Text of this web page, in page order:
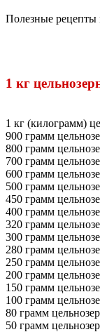
Полезные рецепты
1 кг
1 кг (килограмм)
900 грамм
800 грамм
700 грамм
600 грамм
500 грамм
450 грамм
400 грамм
320 грамм
300 грамм
280 грамм
250 грамм
200 грамм
150 грамм
100 грамм
80 грамм
50 грамм